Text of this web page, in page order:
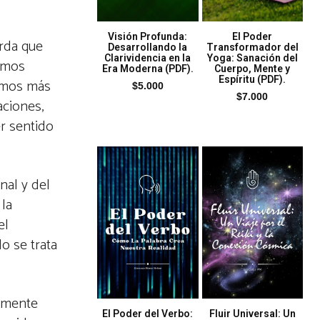
que
más
sentido
y del
se trata
Visión Profunda:
Desarrollando la
Clarividencia en la
Era Moderna (PDF).
$5.000
El Poder
Transformador del
Yoga: Sanación del
Cuerpo, Mente y
Espíritu (PDF).
$7.000
El Poder del Verbo:
Fluir Universal: Un